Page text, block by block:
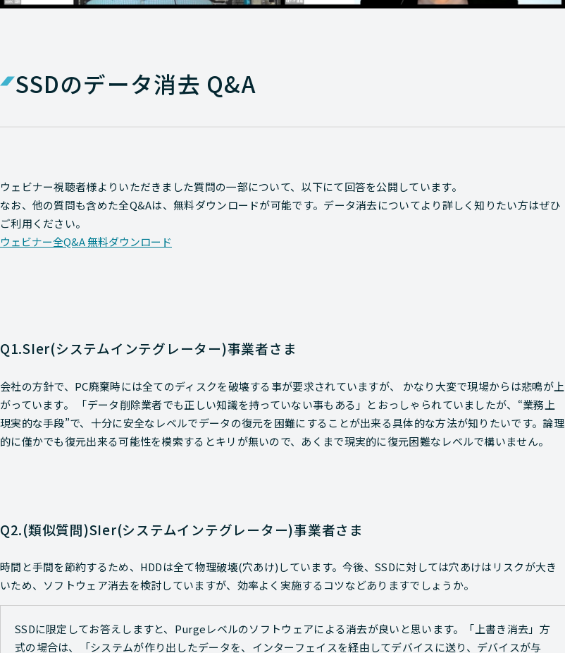
SSDのデータ消去 Q&A
ウェビナー視聴者様よりいただきました質問の一部について、以下にて回答を公開しています。
なお、他の質問も含めた全Q&Aは、無料ダウンロードが可能です。データ消去についてより詳しく知りたい方はぜひ
ご利用ください。
ウェビナー全Q&A 無料ダウンロード
Q1.SIer(システムインテグレーター)事業者さま
会社の方針で、PC廃棄時には全てのディスクを破壊する事が要求されていますが、 かなり大変で現場からは悲鳴が上
がっています。 「データ削除業者でも正しい知識を持っていない事もある」とおっしゃられていましたが、“業務上
現実的な手段”で、十分に安全なレベルでデータの復元を困難にすることが出来る具体的な方法が知りたいです。論理
的に僅かでも復元出来る可能性を模索するとキリが無いので、あくまで現実的に復元困難なレベルで構いません。
Q2.(類似質問)SIer(システムインテグレーター)事業者さま
時間と手間を節約するため、HDDは全て物理破壊(穴あけ)しています。今後、SSDに対しては穴あけはリスクが大き
いため、ソフトウェア消去を検討していますが、効率よく実施するコツなどありますでしょうか。
SSDに限定してお答えしますと、Purgeレベルのソフトウェアによる消去が良いと思います。「上書き消去」方
式の場合は、「システムが作り出したデータを、インターフェイスを経由してデバイスに送り、デバイスが与